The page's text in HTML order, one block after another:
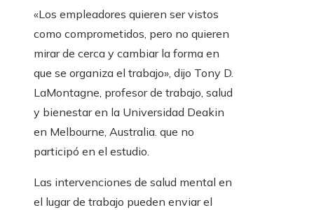
«Los empleadores quieren ser vistos
como comprometidos, pero no quieren
mirar de cerca y cambiar la forma en
que se organiza el trabajo», dijo Tony D.
LaMontagne, profesor de trabajo, salud
y bienestar en la Universidad Deakin
en Melbourne, Australia. que no
participó en el estudio.
Las intervenciones de salud mental en
el lugar de trabajo pueden enviar el